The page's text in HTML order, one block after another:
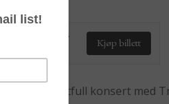
kr. 290,- / 250,-
Kjøp billett
– en affektfull konsert med